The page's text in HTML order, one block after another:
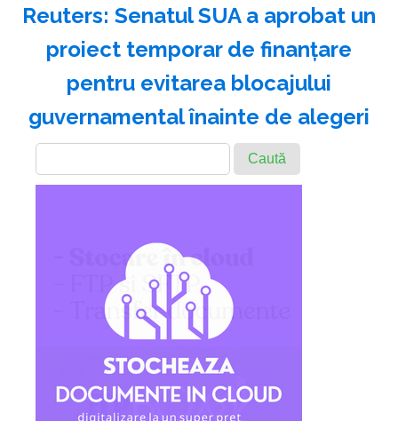
Reuters: Senatul SUA a aprobat un
proiect temporar de finanţare
pentru evitarea blocajului
guvernamental înainte de alegeri